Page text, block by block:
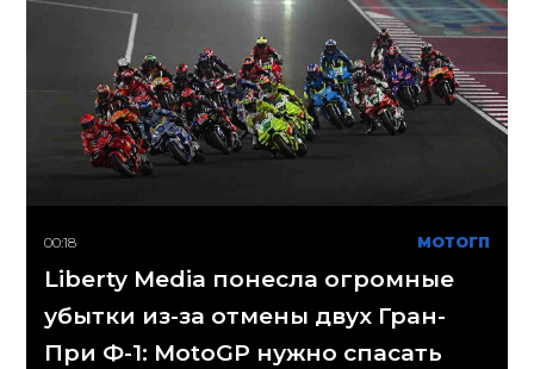
00:18 МОТОГП
Liberty Media понесла огромные
убытки из-за отмены двух Гран-
При Ф-1: MotoGP нужно спасать